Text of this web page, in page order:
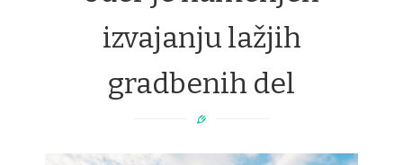
izvajanju lažjih
gradbenih del